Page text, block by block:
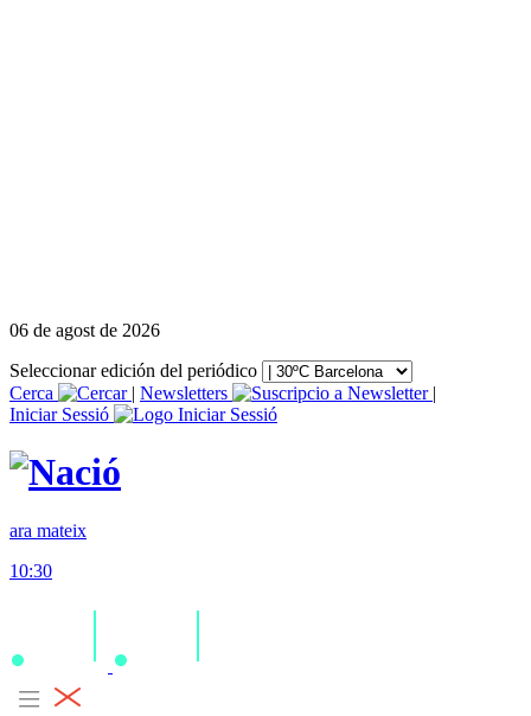
06 de agost de 2026
Seleccionar edición del periódico
Cerca
| Newsletters
|
Iniciar Sessió
ara mateix
10:30